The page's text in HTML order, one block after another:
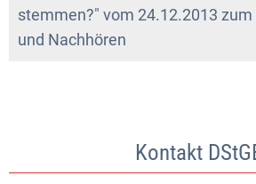
stemmen?" vom 24.12.2013
und Nachhören
Kontakt